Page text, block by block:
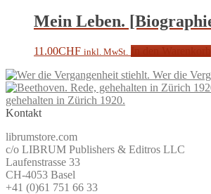
Mein Leben.
11.00CHF inkl. MwSt.
Wer die
gehehalten in Zürich 1920.
Kontakt
librumstore.com
c/o LIBRUM Publishers & Editros LLC
Laufenstrasse 33
CH-4053 Basel
+41 (0)61 751 66 33